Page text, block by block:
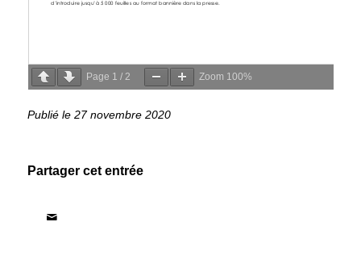
Page 1 / 2 Zoom 100%
27 novembre 2020
Partager cet entrée